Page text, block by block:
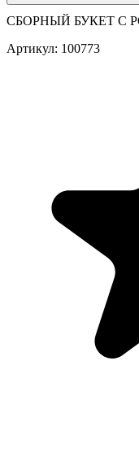
СБОРНЫЙ БУКЕТ С
Артикул: 100773